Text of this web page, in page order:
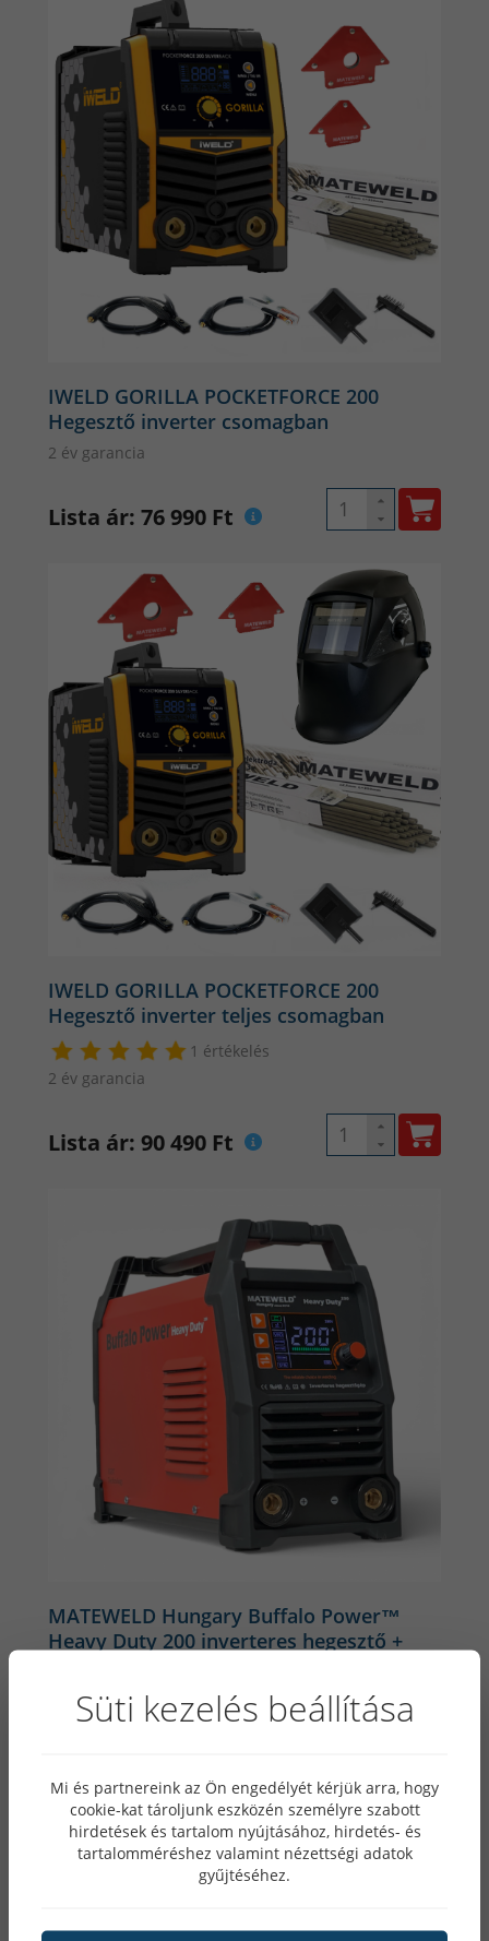
IWELD GORILLA POCKETFORCE 200
Hegesztő inverter csomagban
2 év garancia
Lista ár: 76 990 Ft
IWELD GORILLA POCKETFORCE 200
Hegesztő inverter teljes csomagban
1 értékelés
2 év garancia
Lista ár: 90 490 Ft
MATEWELD Hungary Buffalo Power™
Heavy Duty 200 inverteres hegesztő +
2 értékelés
Lista ár: 90 490 Ft
Süti kezelés beállítása
Mi és partnereink az Ön engedélyét kérjük arra, hogy
cookie-kat tároljunk eszközén személyre szabott
hirdetések és tartalom nyújtásához, hirdetés- és
tartalomméréshez valamint nézettségi adatok
gyűjtéséhez.